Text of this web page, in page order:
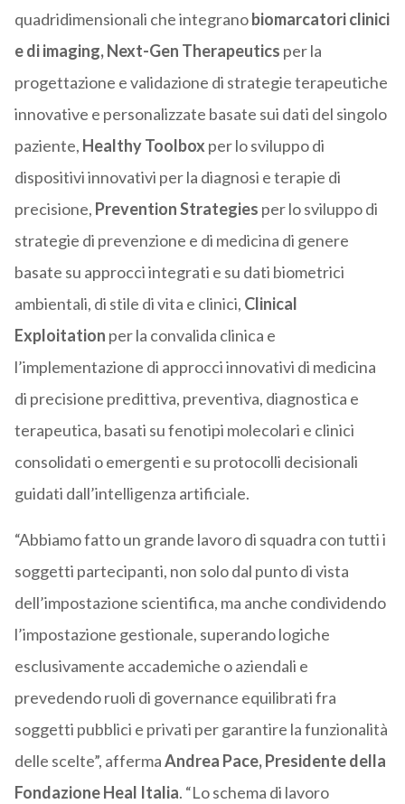
quadridimensionali che integranobiomarcatori clinici
e di imaging, Next-Gen Therapeutics per la
progettazione e validazione di strategie terapeutiche
innovative e personalizzate basate sui dati del singolo
paziente, Healthy Toolboxper lo sviluppo di
dispositivi innovativi per la diagnosi e terapie di
precisione, Prevention Strategies per lo sviluppo di
strategie di prevenzione e di medicina di genere
basate su approcci integrati e su dati biometrici
ambientali, di stile di vita e clinici, Clinical
Exploitation per la convalida clinica e
l’implementazione di approcci innovativi di medicina
di precisione predittiva, preventiva, diagnostica e
terapeutica, basati su fenotipi molecolari e clinici
consolidati o emergenti e su protocolli decisionali
guidati dall’intelligenza artificiale.
“Abbiamo fatto un grande lavoro di squadra con tutti i
soggetti partecipanti, non solo dal punto di vista
dell’impostazione scientifica, ma anche condividendo
l’impostazione gestionale, superando logiche
esclusivamente accademiche o aziendali e
prevedendo ruoli di governance equilibrati fra
soggetti pubblici e privati per garantire la funzionalità
delle scelte”, affermaAndrea Pace, Presidente della
Fondazione Heal Italia. “Lo schema di lavoro